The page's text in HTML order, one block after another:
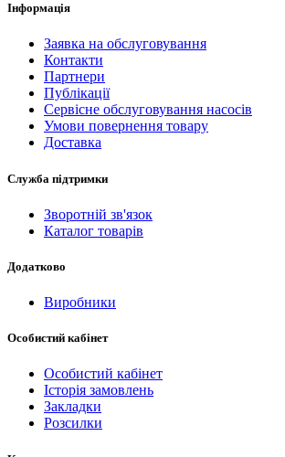
Інформація
Заявка на обслуговування
Контакти
Партнери
Публікації
Сервісне обслуговування насосів
Умови повернення товару
Доставка
Служба підтримки
Зворотній зв'язок
Каталог товарів
Додатково
Виробники
Особистий кабінет
Особистий кабінет
Історія замовлень
Закладки
Розсилки